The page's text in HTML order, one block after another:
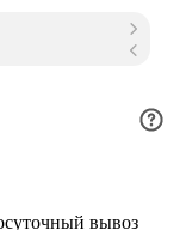
вывоз